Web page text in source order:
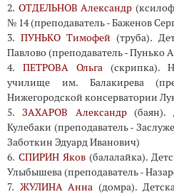
2. ОТДЕЛЬНОВ Александр
№ 14 (преподаватель - Баженов
3.ПУНЬКО Тимофей (труба).
Павлово (преподаватель - Пунько
4. ПЕТРОВА Ольга (скрипка).
училище им. Балакирева
Нижегородской консерватории
5.ЗАХАРОВ Александр(баян).
Кулебаки (преподаватель -
Заботкин Эдуард Иванович)
6.СПИРИН Яков (балалайка).
Улыбышева (преподаватель -
7. ЖУЛИНА Анна (домра).